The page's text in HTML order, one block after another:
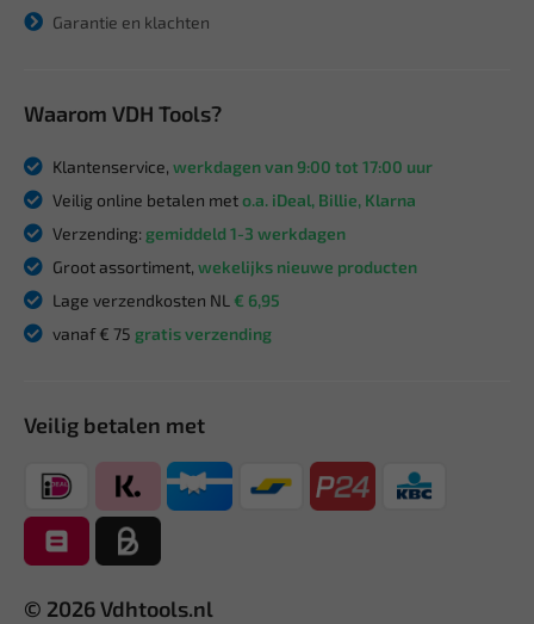
Garantie en klachten
Waarom VDH Tools?
Klantenservice, werkdagen van 9:00 tot 17:00 uur
Veilig online betalen meto.a. iDeal, Billie, Klarna
Verzending: gemiddeld 1-3 werkdagen
Groot assortiment, wekelijks nieuwe producten
Lage verzendkosten NL € 6,95
vanaf € 75 gratis verzending
Veilig betalen met
© 2026 Vdhtools.nl